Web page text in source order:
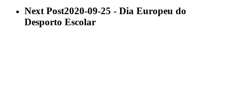
Next Post2020-09-25 - Dia Europeu do
Desporto Escolar